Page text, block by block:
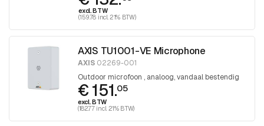
excl. BTW
(159.78 incl. 21% BTW)
AXIS TU1001-VE Microphone
AXIS 02269-001
Outdoor microfoon , analoog, vandaal bestendig
€ 151.05
excl. BTW
(182.77 incl. 21% BTW)